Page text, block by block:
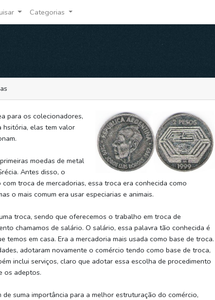
Categorias
para os colecionadores,
hsitória, elas tem valor
moedas de metal
Antes disso, o
troca de mercadorias, essa troca era conhecida como
o mais comum era usar especiarias e animais.
troca, sendo que oferecemos o trabalho em troca de
chamamos de salário. O salário, essa palavra tão conhecida é
temos em casa. Era a mercadoria mais usada como base de troca.
adotaram novamente o comércio tendo como base de troca,
inclui serviços, claro que adotar essa escolha de procedimento
os adeptos.
suma importância para a melhor estruturação do comércio,